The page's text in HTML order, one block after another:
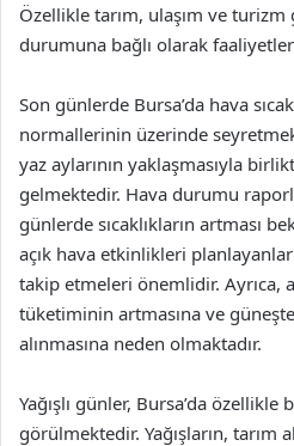
Özellikle tarım, ulaşım ve
durumuna bağlı olarak
Son günlerde Bursa’da hava
normallerinin üzerinde
yaz aylarının yaklaşmasıyla
gelmektedir. Hava durumu
günlerde sıcaklıkların artması
açık hava etkinlikleri
takip etmeleri önemlidir. Ayrıca,
tüketiminin artmasına ve
alınmasına neden olmaktadır.
Yağışlı günler, Bursa’da özellikle
görülmektedir. Yağışların, tarım